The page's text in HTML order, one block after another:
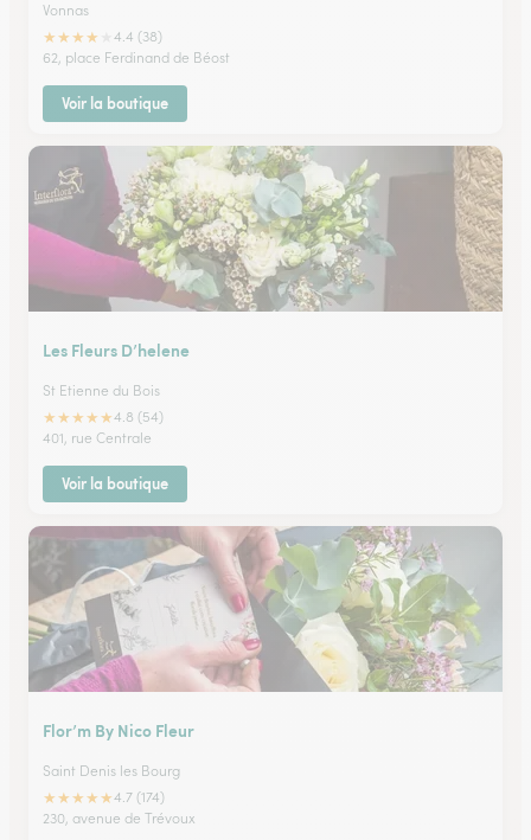
Vonnas
★★★★
4.4 (38)
62, place Ferdinand de Béost
Voir la boutique
Les Fleurs D’helene
St Etienne du Bois
★★★★★4.8 (54)
401, rue Centrale
Voir la boutique
Flor’m By Nico Fleur
Saint Denis les Bourg
★★★★★4.7 (174)
230, avenue de Trévoux